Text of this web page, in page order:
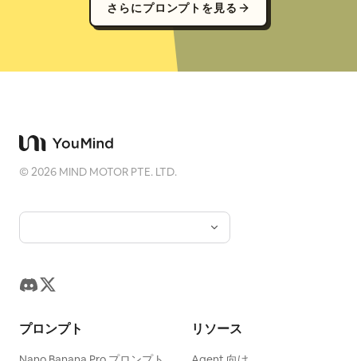
さらにプロンプトを見る
©2026 MIND MOTOR PTE. LTD.
プロンプト リソース